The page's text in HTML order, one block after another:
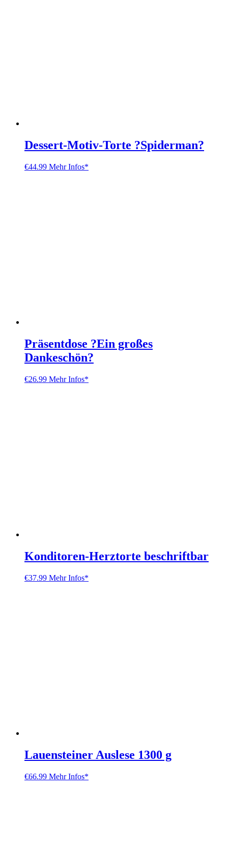
Dessert-Motiv-Torte ?Spiderman?
€44.99 Mehr Infos*
Präsentdose ?Ein großes
Dankeschön?
€26.99 Mehr Infos*
Konditoren-Herztorte beschriftbar
€37.99 Mehr Infos*
Lauensteiner Auslese 1300 g
€66.99 Mehr Infos*